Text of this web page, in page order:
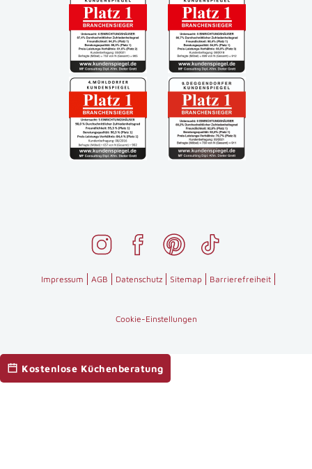
Impressum AGB Datenschutz Sitemap Barrierefreiheit
Cookie-Einstellungen
Kostenlose Küchenberatung